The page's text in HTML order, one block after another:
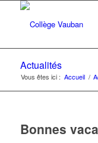
Actualités
Vous êtes ici : Accueil /
Bonnes